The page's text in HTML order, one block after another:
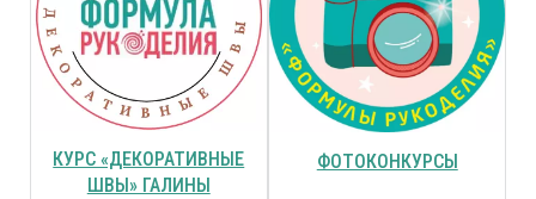
КУРС «ДЕКОРАТИВНЫЕ
ШВЫ» ГАЛИНЫ
ФОТОКОНКУРСЫ